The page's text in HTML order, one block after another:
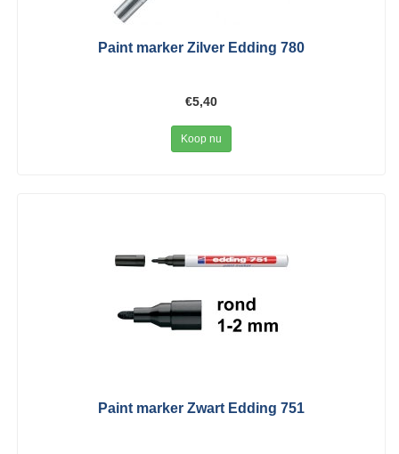
Paint marker Zilver Edding 780
€5,40
Koop nu
Paint marker Zwart Edding 751